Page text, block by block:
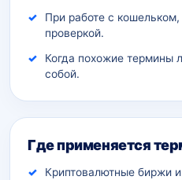
При работе с
проверкой.
Когда похожие термины
собой.
Где применяется
Криптовалютные биржи